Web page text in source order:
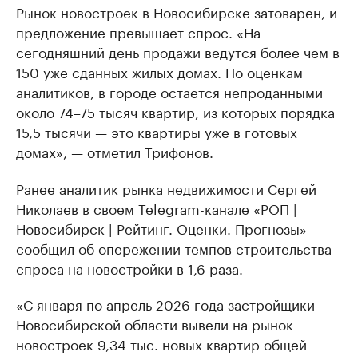
Рынок новостроек в Новосибирске затоварен, и
предложение превышает спрос. «На
сегодняшний день продажи ведутся более чем в
150 уже сданных жилых домах. По оценкам
аналитиков, в городе остается непроданными
около 74–75 тысяч квартир, из которых порядка
15,5 тысячи — это квартиры уже в готовых
домах», — отметил Трифонов.
Ранее аналитик рынка недвижимости Сергей
Николаев в своем Telegram-канале «РОП |
Новосибирск | Рейтинг. Оценки. Прогнозы»
сообщил об опережении темпов строительства
спроса на новостройки в 1,6 раза.
«С января по апрель 2026 года застройщики
Новосибирской области вывели на рынок
новостроек 9,34 тыс. новых квартир общей